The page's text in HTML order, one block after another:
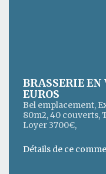
BRASSERIE
EUROS
Bel emplacement,
80m2, 40 couverts,
Loyer 3700€,
Détails de ce